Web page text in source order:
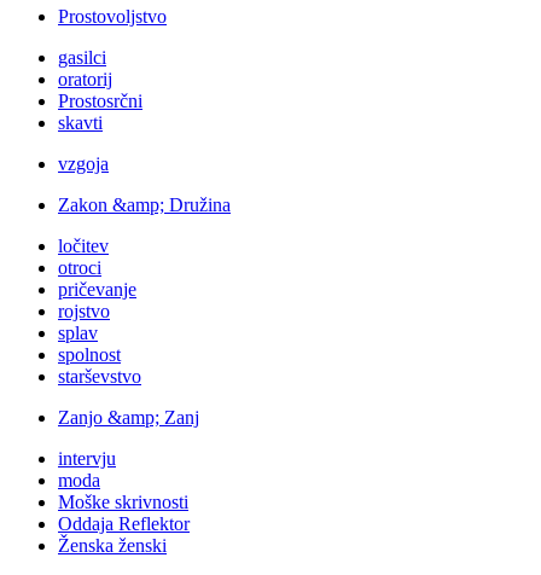
Prostovoljstvo
gasilci
oratorij
Prostosrčni
skavti
vzgoja
Zakon &amp; Družina
ločitev
otroci
pričevanje
rojstvo
splav
spolnost
starševstvo
Zanjo &amp; Zanj
intervju
moda
Moške skrivnosti
Oddaja Reflektor
Ženska ženski